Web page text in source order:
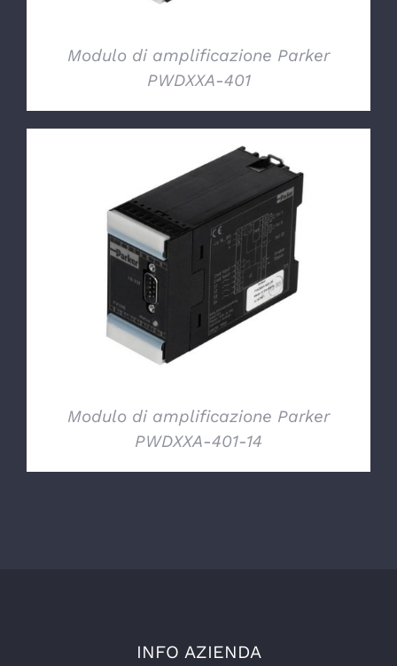
Modulo di amplificazione Parker
PWDXXA-401
DETTAGLI
Modulo di amplificazione Parker
PWDXXA-401-14
INFO AZIENDA